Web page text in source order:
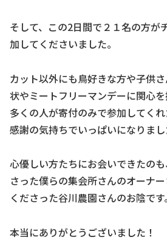
そして、この2日間で２１名の方が
加してくださいました。
カット以外にも鳥好きな方や子供
状やミートフリーマンデーに関心
多くの人が寄付のみで参加してく
感謝の気持ちでいっぱいになりまし
心優しい方たちにお会いできたの
さった僕らの集会所さんのオーナ
くださった谷川農園さんのお陰です。
本当にありがとうございました！